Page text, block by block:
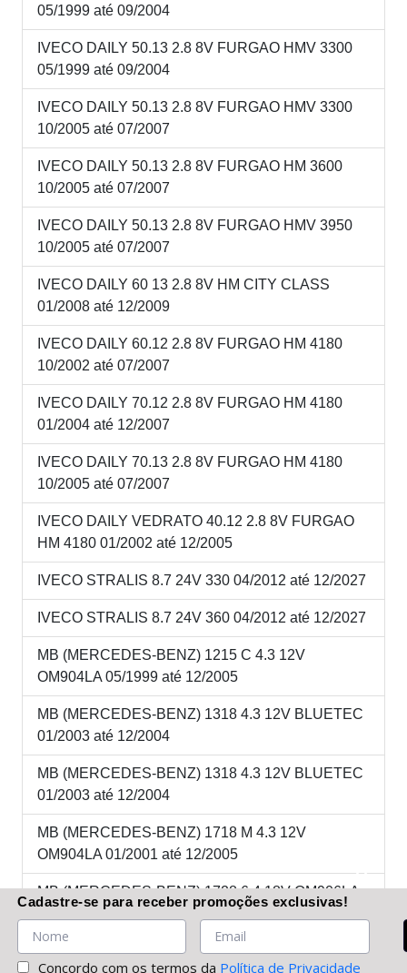
05/1999 até 09/2004
IVECO DAILY 50.13 2.8 8V FURGAO HMV 3300
05/1999 até 09/2004
IVECO DAILY 50.13 2.8 8V FURGAO HMV 3300
10/2005 até 07/2007
IVECO DAILY 50.13 2.8 8V FURGAO HM 3600
10/2005 até 07/2007
IVECO DAILY 50.13 2.8 8V FURGAO HMV 3950
10/2005 até 07/2007
IVECO DAILY 60 13 2.8 8V HM CITY CLASS
01/2008 até 12/2009
IVECO DAILY 60.12 2.8 8V FURGAO HM 4180
10/2002 até 07/2007
IVECO DAILY 70.12 2.8 8V FURGAO HM 4180
01/2004 até 12/2007
IVECO DAILY 70.13 2.8 8V FURGAO HM 4180
10/2005 até 07/2007
IVECO DAILY VEDRATO 40.12 2.8 8V FURGAO
HM 4180 01/2002 até 12/2005
IVECO STRALIS 8.7 24V 330 04/2012 até 12/2027
IVECO STRALIS 8.7 24V 360 04/2012 até 12/2027
MB (MERCEDES-BENZ) 1215 C 4.3 12V
OM904LA 05/1999 até 12/2005
MB (MERCEDES-BENZ) 1318 4.3 12V BLUETEC
01/2003 até 12/2004
MB (MERCEDES-BENZ) 1318 4.3 12V BLUETEC
01/2003 até 12/2004
MB (MERCEDES-BENZ) 1718 M 4.3 12V
OM904LA 01/2001 até 12/2005
MB (MERCEDES-BENZ) 1728 6.4 18V OM906LA
04/2003 até 01/2006
MB (MERCEDES-BENZ) 2423K 6.4 18V OM906LA
Cadastre-se para receber promoções exclusivas!
Concordo com os termos da Política de Privacidade